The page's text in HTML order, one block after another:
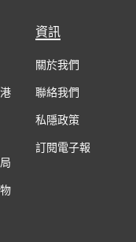
資訊
關於我們
聯絡我們
私隱政策
訂閱電子報